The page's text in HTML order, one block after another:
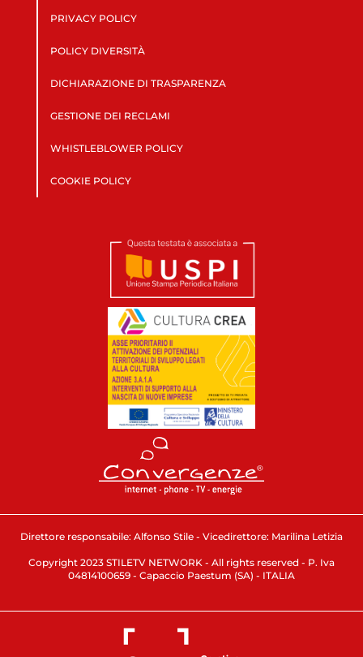
PRIVACY POLICY
POLICY DIVERSITÀ
DICHIARAZIONE DI TRASPARENZA
GESTIONE DEI RECLAMI
WHISTLEBLOWER POLICY
COOKIE POLICY
Direttore responsabile: Alfonso Stile - Vicedirettore: Marilina Letizia
Copyright 2023 STILETV NETWORK - All rights reserved - P. Iva
04814100659 - Capaccio Paestum (SA) - ITALIA